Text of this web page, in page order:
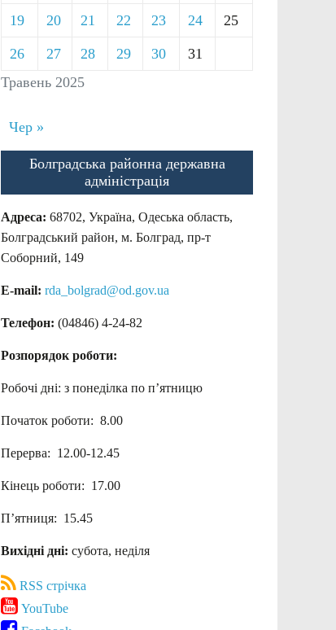
Травень 2025
19 20 21 22 23 24 25
26 27 28 29 30 31
Чер »
Болградська районна державна
адміністрація
Адреса: 68702, Україна, Одеська область,
Болградський район, м. Болград, пр-т
Соборний, 149
E-mail: rda_bolgrad@od.gov.ua
Телефон: (04846) 4-24-82
Розпорядок роботи:
Робочі дні: з понеділка по п’ятницю
Початок роботи: 8.00
Перерва: 12.00-12.45
Кінець роботи: 17.00
П’ятниця: 15.45
Вихідні дні: субота, неділя
RSS стрічка
YouTube